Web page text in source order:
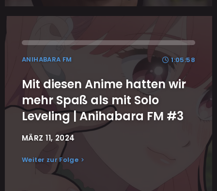
ANIHABARA FM 1:05:58
Mit diesen Anime hatten wir
mehr Spaß als mit Solo
Leveling | Anihabara FM #3
MÄRZ 11, 2024
Weiter zur Folge